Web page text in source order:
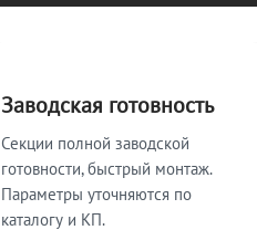
Заводская готовность
Секции полной заводской
готовности, быстрый монтаж.
Параметры уточняются по
каталогу и КП.